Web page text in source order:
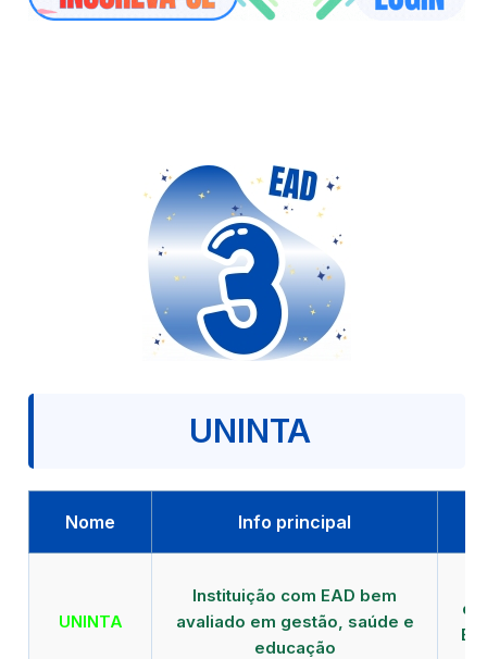
UNINTA
Nome Info principal
UNINTA
Instituição com EAD bem
avaliado em gestão, saúde e
educação